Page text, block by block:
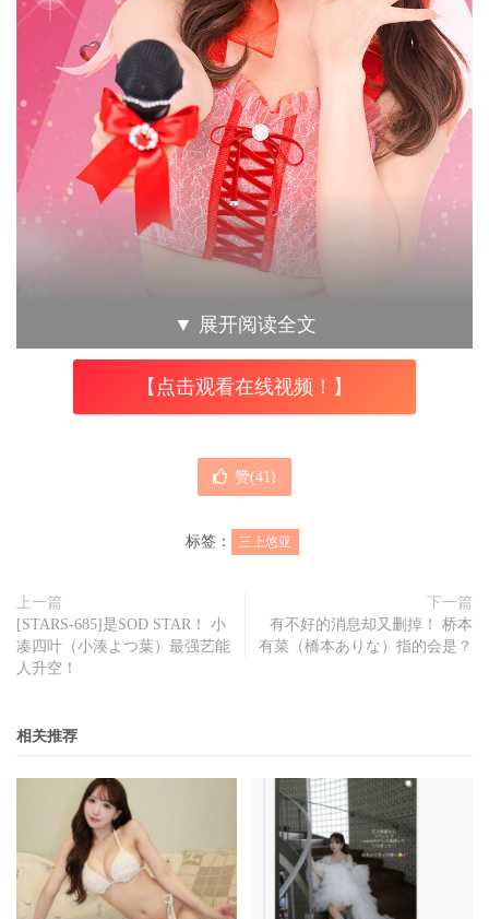
▼ 展开阅读全文
【点击观看在线视频！】
赞(41)
标签： 三上悠亚
上一篇
[STARS-685]是SOD STAR！ 小
凑四叶（小湊よつ葉）最强艺能
人升空！
下一篇
有不好的消息却又删掉！ 桥本
有菜（橋本ありな）指的会是？
相关推荐